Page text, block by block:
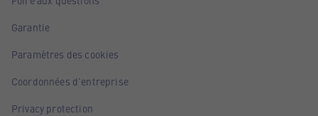
Garantie
Paramètres des cookies
Coordonnées d'entreprise
Privacy protection